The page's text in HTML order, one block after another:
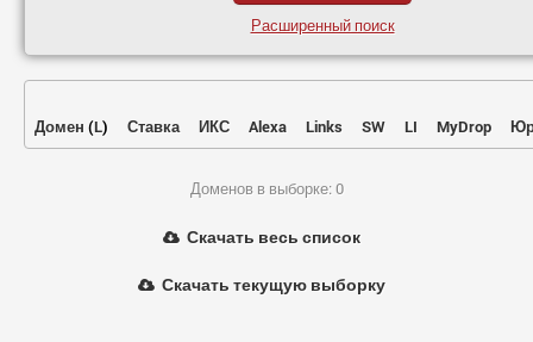
Расширенный поиск
Домен (L) Ставка ИКС Alexa Links SW LI MyDrop
Доменов в выборке: 0
Скачать весь список
Скачать текущую выборку